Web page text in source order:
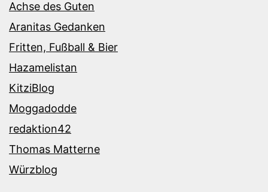
Achse des Guten
Aranitas Gedanken
Fritten, Fußball & Bier
Hazamelistan
KitziBlog
Moggadodde
redaktion42
Thomas Matterne
Würzblog